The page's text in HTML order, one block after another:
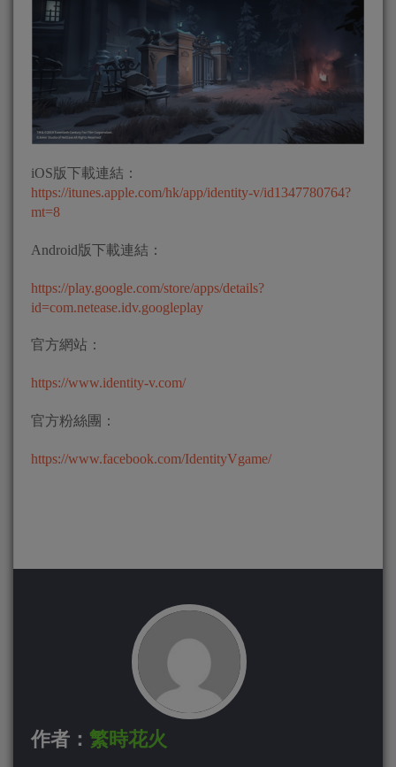
iOS版下載連結：
https://itunes.apple.com/hk/app/identity-v/id1347780764?
mt=8
Android版下載連結：
https://play.google.com/store/apps/details?
id=com.netease.idv.googleplay
官方網站：
https://www.identity-v.com/
官方粉絲團：
https://www.facebook.com/IdentityVgame/
作者： 繁時花火